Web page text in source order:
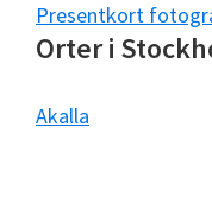
Presentkort
Orter i
Akalla